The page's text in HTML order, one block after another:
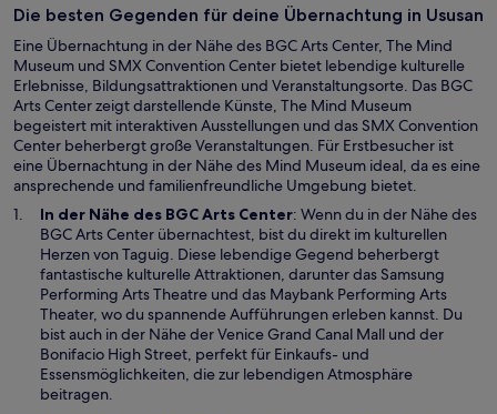
f
f
n
e
t
e
F
e
n
s
t
e
r
g
e
ö
f
f
n
e
t
Die besten Gegenden für deine Übernachtung in Ususan
Eine Übernachtung in der Nähe des BGC Arts Center, The Mind
Museum und SMX Convention Center bietet lebendige kulturelle
Erlebnisse, Bildungsattraktionen und Veranstaltungsorte. Das BGC
Arts Center zeigt darstellende Künste, The Mind Museum
begeistert mit interaktiven Ausstellungen und das SMX Convention
Center beherbergt große Veranstaltungen. Für Erstbesucher ist
eine Übernachtung in der Nähe des Mind Museum ideal, da es eine
ansprechende und familienfreundliche Umgebung bietet.
In der Nähe des BGC Arts CenterW
i
r
d
i
n
e
i
n
: Wenn du in der Nähe des
BGC Arts Center übernachtest, bist du direkt im kulturellen
Herzen von Taguig. Diese lebendige Gegend beherbergt
fantastische kulturelle Attraktionen, darunter das Samsung
Performing Arts Theatre und das Maybank Performing Arts
Theater, wo du spannende Aufführungen erleben kannst. Du
bist auch in der Nähe der Venice Grand Canal Mall und der
Bonifacio High Street, perfekt für Einkaufs- und
Essensmöglichkeiten, die zur lebendigen Atmosphäre
beitragen.